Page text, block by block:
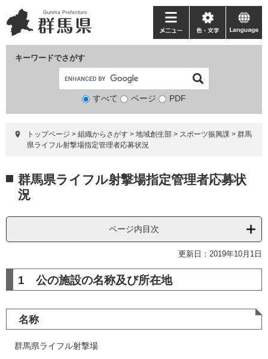
ー
ジ
ニ
ュ
て
キーワードでさがす
検
象
すべて ページ PDF
メ
ニ
ー
色・
文
language
トップページ > 組織からさがす > 地域創生部 > スポーツ振興課 > 群馬
県ライフル射撃場指定管理者応募状況
文 群馬県ライフル射撃場指定管理者応募状
況
ページ内目次
更新日：2019年10月1日
1 公の施設の名称及び所在地
名称
群馬県ライフル射撃場